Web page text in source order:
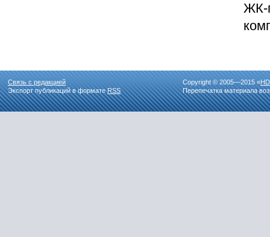
ЖК-
Связь с редакцией
Экспорт публикаций в форматеRSS
Copyright © 2005—2015 «
Перепечатка материала